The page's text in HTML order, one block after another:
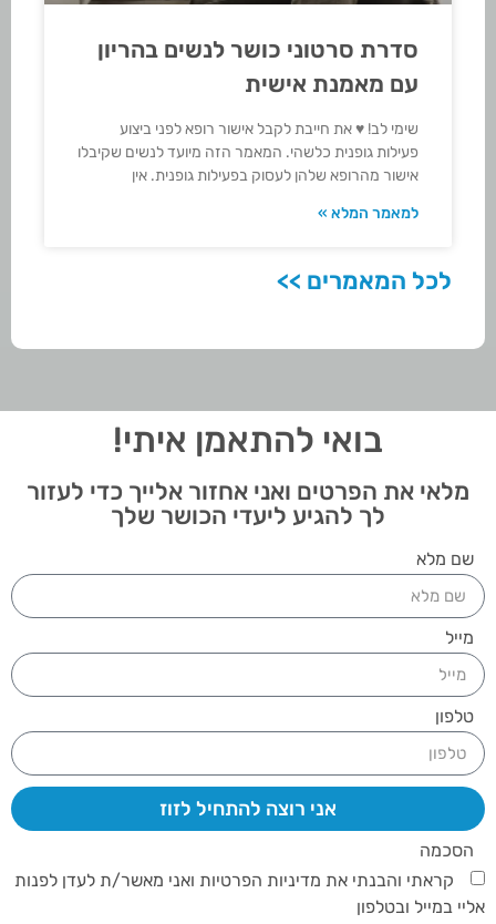
סדרת סרטוני כושר לנשים בהריון
עם מאמנת אישית
שימי לב! ♥ את חייבת לקבל אישור רופא לפני ביצוע
פעילות גופנית כלשהי. המאמר הזה מיועד לנשים שקיבלו
אישור מהרופא שלהן לעסוק בפעילות גופנית. אין
למאמר המלא »
לכל המאמרים >>
בואי להתאמן איתי!
מלאי את הפרטים ואני אחזור אלייך כדי לעזור
לך להגיע ליעדי הכושר שלך
שם מלא
מייל
טלפון
הסכמה
קראתי והבנתי את מדיניות הפרטיות ואני מאשר/ת לעדן לפנות
אליי במייל ובטלפון
אני רוצה להתחיל לזוז